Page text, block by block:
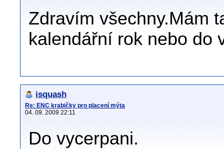
Zdravím všechny.Mám
kalendářní rok nebo do
isquash
Re: ENC krabičky pro placení mýta
04. 09. 2009 22:11
Do vycerpani.